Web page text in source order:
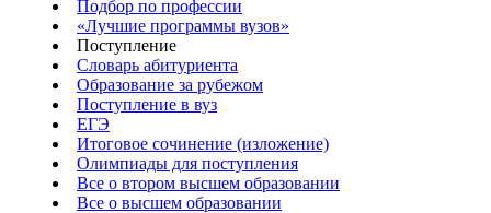
Подбор по профессии
«Лучшие программы вузов»
Поступление
Словарь абитуриента
Образование за рубежом
Поступление в вуз
ЕГЭ
Итоговое сочинение (изложение)
Олимпиады для поступления
Все о втором высшем образовании
Все о высшем образовании